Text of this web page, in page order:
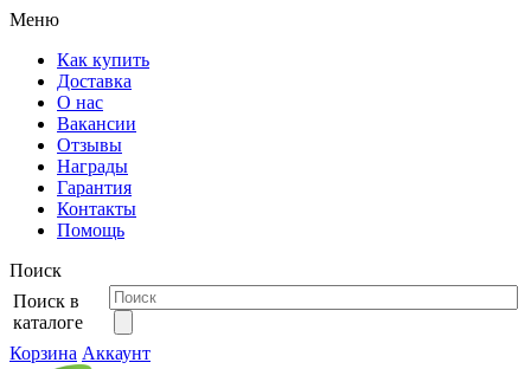
Меню
Как купить
Доставка
О нас
Вакансии
Отзывы
Награды
Гарантия
Контакты
Помощь
Поиск
Поиск в
каталоге
Корзина Аккаунт